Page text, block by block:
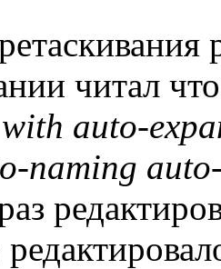
читал
auto-
naming